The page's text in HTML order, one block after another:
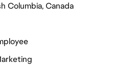
Columbia, Canada